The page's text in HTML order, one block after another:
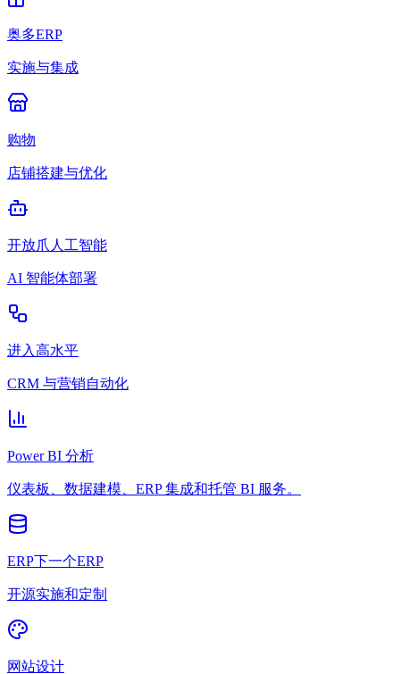
奥多ERP
实施与集成
购物
店铺搭建与优化
开放爪人工智能
AI 智能体部署
进入高水平
CRM 与营销自动化
Power BI 分析
仪表板、数据建模、ERP 集成和托管 BI 服务。
ERP下一个ERP
开源实施和定制
网站设计